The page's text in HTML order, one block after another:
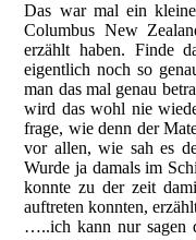
Das war mal ein
Columbus New
erzählt haben. Finde
eigentlich noch so
man das mal genau
wird das wohl nie
frage, wie denn der
vor allen, wie sah es
Wurde ja damals im
konnte zu der zeit
auftreten konnten,
…..ich kann nur sagen